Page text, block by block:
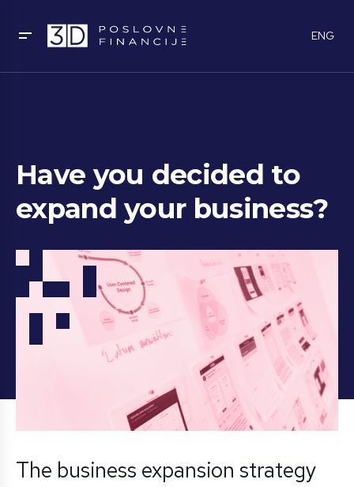
ENG
Have you decided to
expand your business?
The business expansion strategy